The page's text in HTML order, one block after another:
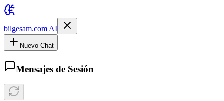
bilgesam.com AI
Nuevo Chat
Mensajes de Sesión